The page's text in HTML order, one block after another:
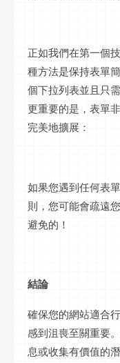
正如我們在第一個
種方法是保持表單
個下拉列表並且只
更重要的是，表單
完美地擴展：
如果您遇到任何表
則，您可能會疏遠
避免的！
結論
確保您的網站適合
感到沮喪至關重要
息或收集有價值的